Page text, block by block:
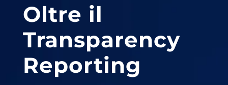
Oltre il
Transparency
Reporting